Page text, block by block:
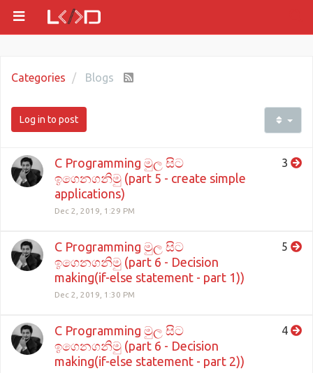
Categories Blogs
Log in to post
C Programming මුල සිට
ඉගෙනගනිමු (part 5 - create simple
applications)
Dec 2, 2019, 1:29 PM
3
C Programming මුල සිට
ඉගෙනගනිමු (part 6 - Decision
making(if-else statement - part 1))
Dec 2, 2019, 1:30 PM
5
C Programming මුල සිට
ඉගෙනගනිමු (part 6 - Decision
making(if-else statement - part 2))
4